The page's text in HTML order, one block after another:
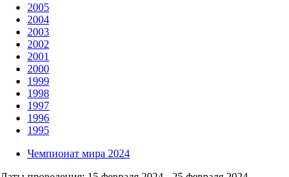
Поделиться
Список альбомов пуст
Использование информации
Конфиденциальность
Документы